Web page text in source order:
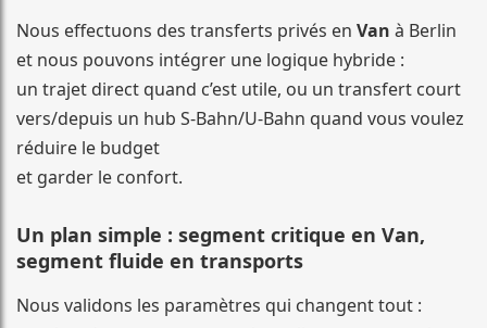
Nous effectuons des transferts privés en Van à Berlin
et nous pouvons intégrer une logique hybride :
un trajet direct quand c’est utile, ou un transfert court
vers/depuis un hub S-Bahn/U-Bahn quand vous voulez
réduire le budget
et garder le confort.
Un plan simple : segment critique en Van,
segment fluide en transports
Nous validons les paramètres qui changent tout :